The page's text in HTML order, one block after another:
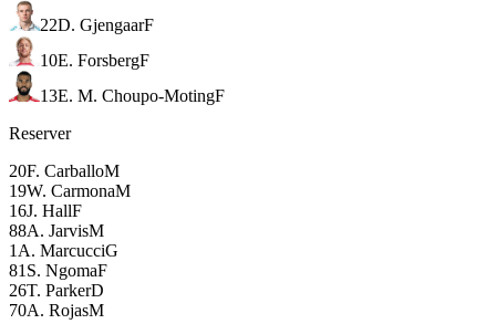
22D. GjengaarF
10E. ForsbergF
13E. M. Choupo-MotingF
Reserver
20F. CarballoM
19W. CarmonaM
16J. HallF
88A. JarvisM
1 A. MarcucciG
81 S. NgomaF
26T. ParkerD
70A. RojasM